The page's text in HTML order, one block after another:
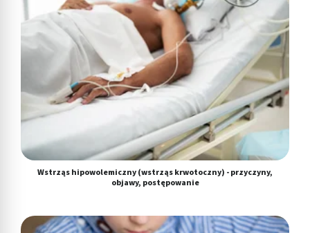
Wstrząs hipowolemiczny (wstrząs krwotoczny) - przyczyny,
objawy, postępowanie